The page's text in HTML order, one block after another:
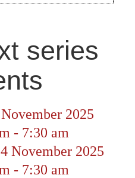
series
2025
- 7:30 am
November 2025
- 7:30 am